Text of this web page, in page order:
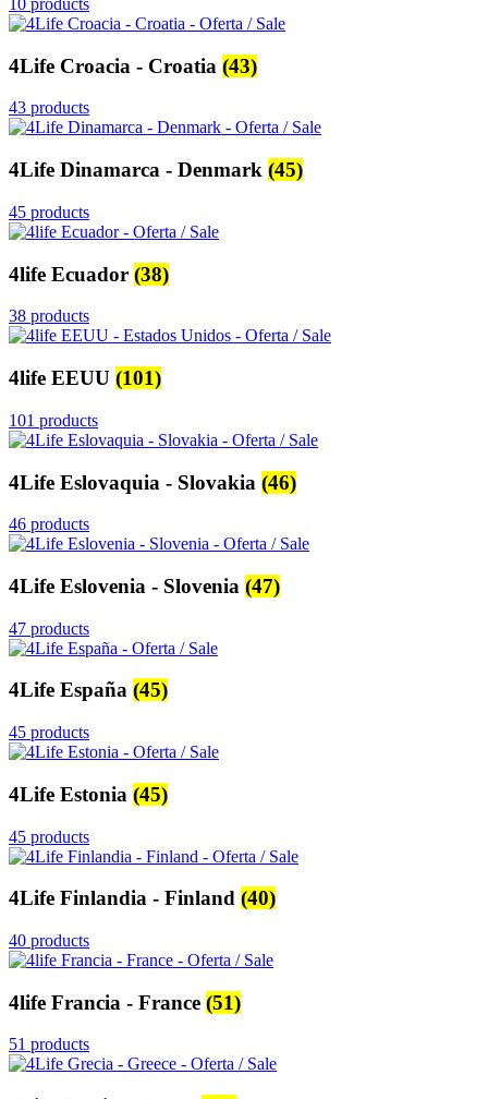
10 products
4Life Croacia - Croatia (43)
43 products
4Life Dinamarca - Denmark (45)
45 products
4life Ecuador (38)
38 products
4life EEUU (101)
101 products
4Life Eslovaquia - Slovakia (46)
46 products
4Life Eslovenia - Slovenia (47)
47 products
4Life España (45)
45 products
4Life Estonia (45)
45 products
4Life Finlandia - Finland (40)
40 products
4life Francia - France (51)
51 products